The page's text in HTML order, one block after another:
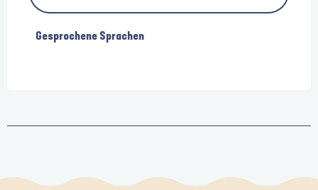
Gesprochene Sprachen
Gesprochene Sprachen